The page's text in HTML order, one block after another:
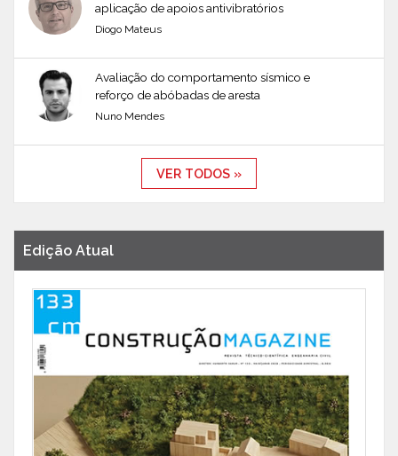
aplicação de apoios antivibratórios
Diogo Mateus
Avaliação do comportamento sísmico e
reforço de abóbadas de aresta
Nuno Mendes
VER TODOS »
Edição Atual